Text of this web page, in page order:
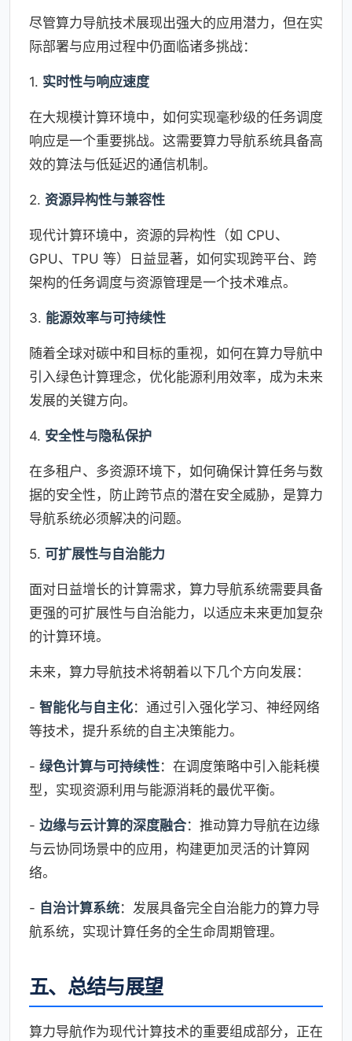
尽管算力导航技术展现出强大的应用潜力，但在实
际部署与应用过程中仍面临诸多挑战：
1. 实时性与响应速度
在大规模计算环境中，如何实现毫秒级的任务调度
响应是一个重要挑战。这需要算力导航系统具备高
效的算法与低延迟的通信机制。
2. 资源异构性与兼容性
现代计算环境中，资源的异构性（如 CPU、
GPU、TPU 等）日益显著，如何实现跨平台、跨
架构的任务调度与资源管理是一个技术难点。
3. 能源效率与可持续性
随着全球对碳中和目标的重视，如何在算力导航中
引入绿色计算理念，优化能源利用效率，成为未来
发展的关键方向。
4. 安全性与隐私保护
在多租户、多资源环境下，如何确保计算任务与数
据的安全性，防止跨节点的潜在安全威胁，是算力
导航系统必须解决的问题。
5. 可扩展性与自治能力
面对日益增长的计算需求，算力导航系统需要具备
更强的可扩展性与自治能力，以适应未来更加复杂
的计算环境。
未来，算力导航技术将朝着以下几个方向发展：
- 智能化与自主化：通过引入强化学习、神经网络
等技术，提升系统的自主决策能力。
- 绿色计算与可持续性：在调度策略中引入能耗模
型，实现资源利用与能源消耗的最优平衡。
- 边缘与云计算的深度融合：推动算力导航在边缘
与云协同场景中的应用，构建更加灵活的计算网
络。
- 自治计算系统：发展具备完全自治能力的算力导
航系统，实现计算任务的全生命周期管理。
五、总结与展望
算力导航作为现代计算技术的重要组成部分，正在